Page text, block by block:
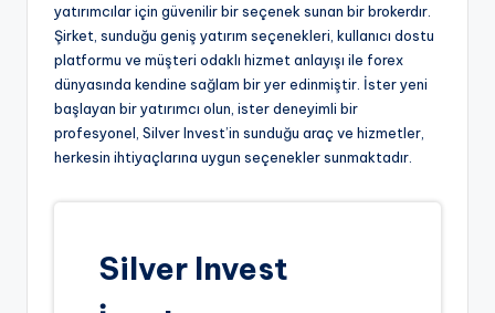
yatırımcılar için güvenilir bir seçenek sunan bir brokerdır.
Şirket, sunduğu geniş yatırım seçenekleri, kullanıcı dostu
platformu ve müşteri odaklı hizmet anlayışı ile forex
dünyasında kendine sağlam bir yer edinmiştir. İster yeni
başlayan bir yatırımcı olun, ister deneyimli bir
profesyonel, Silver Invest’in sunduğu araç ve hizmetler,
herkesin ihtiyaçlarına uygun seçenekler sunmaktadır.
Silver Invest